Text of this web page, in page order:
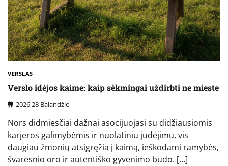
VERSLAS
Verslo idėjos kaime: kaip sėkmingai uždirbti ne mieste
2026 28 Balandžio
Nors didmiesčiai dažnai asocijuojasi su didžiausiomis
karjeros galimybėmis ir nuolatiniu judėjimu, vis
daugiau žmonių atsigręžia į kaimą, ieškodami ramybės,
švaresnio oro ir autentiško gyvenimo būdo. […]